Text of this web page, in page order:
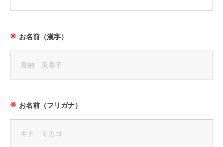
お名前（漢字）
お名前（フリガナ）